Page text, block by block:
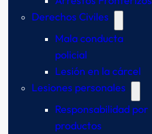
Derechos Civiles
Mala conducta
policial
Lesión en la cárcel
Lesiones personales
Responsabilidad por
productos